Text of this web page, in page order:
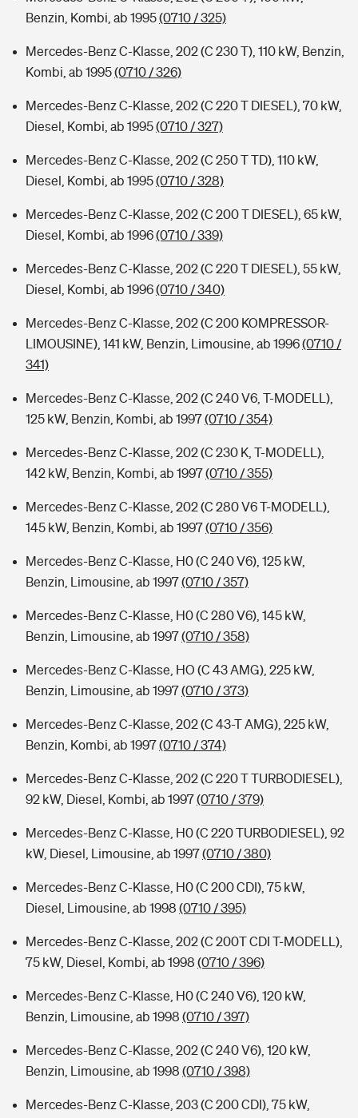
Benzin, Kombi, ab 1995(0710 / 325)
Mercedes-Benz C-Klasse, 202 (C 230 T), 110 kW, Benzin,
Kombi, ab 1995(0710 / 326)
Mercedes-Benz C-Klasse, 202 (C 220 T DIESEL), 70 kW,
Diesel, Kombi, ab 1995(0710 / 327)
Mercedes-Benz C-Klasse, 202 (C 250 T TD), 110 kW,
Diesel, Kombi, ab 1995(0710 / 328)
Mercedes-Benz C-Klasse, 202 (C 200 T DIESEL), 65 kW,
Diesel, Kombi, ab 1996(0710 / 339)
Mercedes-Benz C-Klasse, 202 (C 220 T DIESEL), 55 kW,
Diesel, Kombi, ab 1996(0710 / 340)
Mercedes-Benz C-Klasse, 202 (C 200 KOMPRESSOR-
LIMOUSINE), 141 kW, Benzin, Limousine, ab 1996(0710 /
341)
Mercedes-Benz C-Klasse, 202 (C 240 V6, T-MODELL),
125 kW, Benzin, Kombi, ab 1997(0710 / 354)
Mercedes-Benz C-Klasse, 202 (C 230 K, T-MODELL),
142 kW, Benzin, Kombi, ab 1997(0710 / 355)
Mercedes-Benz C-Klasse, 202 (C 280 V6 T-MODELL),
145 kW, Benzin, Kombi, ab 1997(0710 / 356)
Mercedes-Benz C-Klasse, H0 (C 240 V6), 125 kW,
Benzin, Limousine, ab 1997(0710 / 357)
Mercedes-Benz C-Klasse, H0 (C 280 V6), 145 kW,
Benzin, Limousine, ab 1997(0710 / 358)
Mercedes-Benz C-Klasse, HO (C 43 AMG), 225 kW,
Benzin, Limousine, ab 1997(0710 / 373)
Mercedes-Benz C-Klasse, 202 (C 43-T AMG), 225 kW,
Benzin, Kombi, ab 1997(0710 / 374)
Mercedes-Benz C-Klasse, 202 (C 220 T TURBODIESEL),
92 kW, Diesel, Kombi, ab 1997(0710 / 379)
Mercedes-Benz C-Klasse, H0 (C 220 TURBODIESEL), 92
kW, Diesel, Limousine, ab 1997(0710 / 380)
Mercedes-Benz C-Klasse, H0 (C 200 CDI), 75 kW,
Diesel, Limousine, ab 1998 (0710 / 395)
Mercedes-Benz C-Klasse, 202 (C 200T CDI T-MODELL),
75 kW, Diesel, Kombi, ab 1998 (0710 / 396)
Mercedes-Benz C-Klasse, H0 (C 240 V6), 120 kW,
Benzin, Limousine, ab 1998 (0710 / 397)
Mercedes-Benz C-Klasse, 202 (C 240 V6), 120 kW,
Benzin, Limousine, ab 1998 (0710 / 398)
Mercedes-Benz C-Klasse, 203 (C 200 CDI), 75 kW,